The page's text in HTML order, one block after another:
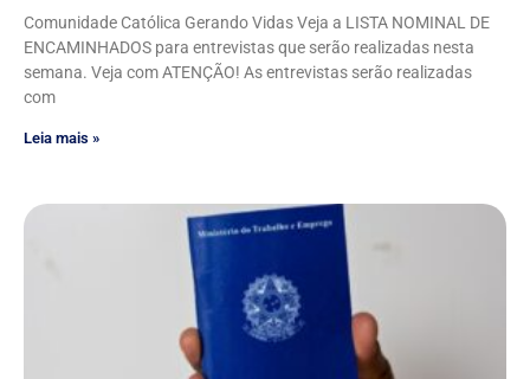
Comunidade Católica Gerando Vidas Veja a LISTA NOMINAL DE
ENCAMINHADOS para entrevistas que serão realizadas nesta
semana. Veja com ATENÇÃO! As entrevistas serão realizadas
com
Leia mais »